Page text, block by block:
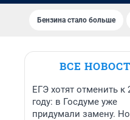
Бензина стало больше
ВСЕ
ЕГЭ хотят отменить к
году: в Госдуме уже
придумали замену.